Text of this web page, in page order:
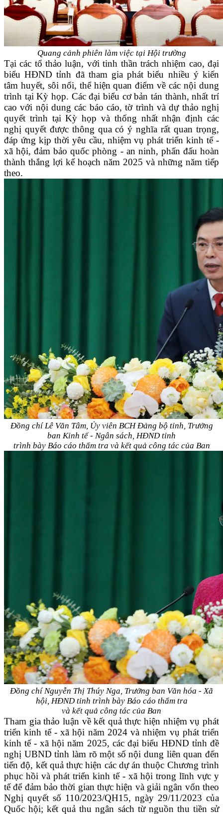
Quang cảnh phiên làm việc tại Hội trường
Tại các tổ thảo luận, với tinh thần trách nhiệm cao, đại
biểu HĐND tỉnh đã tham gia phát biểu nhiều ý kiến
tâm huyết, sôi nổi, thể hiện quan điểm về các nội dung
trình tại Kỳ họp. Các đại biểu cơ bản tán thành, nhất trí
cao với nội dung các báo cáo, tờ trình và dự thảo nghị
quyết trình tại Kỳ họp và thống nhất nhận định các
nghị quyết được thông qua có ý nghĩa rất quan trọng,
đáp ứng kịp thời yêu cầu, nhiệm vụ phát triển kinh tế -
xã hội, đảm bảo quốc phòng - an ninh, phấn đấu hoàn
thành thắng lợi kế hoạch năm 2025 và những năm tiếp
theo.
Đồng chí Lê Văn Tâm, Ủy viên BCH Đảng bộ tỉnh, Trưởng
ban Kinh tế - Ngân sách, HĐND tỉnh
trình bày Báo cáo thẩm tra và kết quả công tác của Ban
Đồng chí Nguyễn Thị Thúy Nga, Trưởng ban Văn hóa - Xã
hội, HĐND tỉnh trình bày Báo cáo thẩm tra
và kết quả công tác của Ban
Tham gia thảo luận về kết quả thực hiện nhiệm vụ phát
triển kinh tế - xã hội năm 2024 và nhiệm vụ phát triển
kinh tế - xã hội năm 2025, các đại biểu HĐND tỉnh đề
nghị UBND tỉnh làm rõ một số nội dung liên quan đến
tiến độ, kết quả thực hiện các dự án thuộc Chương trình
phục hồi và phát triển kinh tế - xã hội trong lĩnh vực y
tế để đảm bảo thời gian thực hiện và giải ngân vốn theo
Nghị quyết số 110/2023/QH15, ngày 29/11/2023 của
Quốc hội; kết quả thu ngân sách từ nguồn thu tiền sử